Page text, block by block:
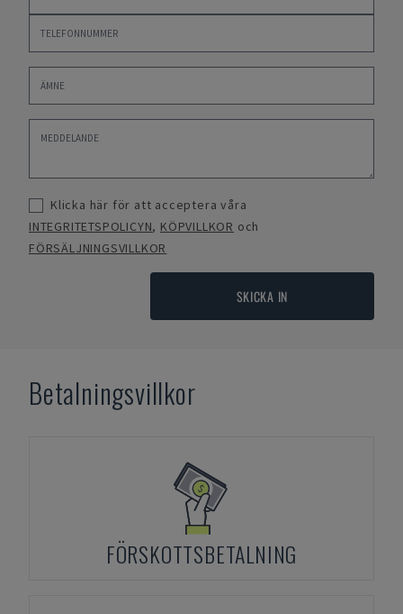
Klicka här för att acceptera våra
INTEGRITETSPOLICYN, KÖPVILLKOR och
FÖRSÄLJNINGSVILLKOR
SKICKA IN
Betalningsvillkor
FÖRSKOTTSBETALNING